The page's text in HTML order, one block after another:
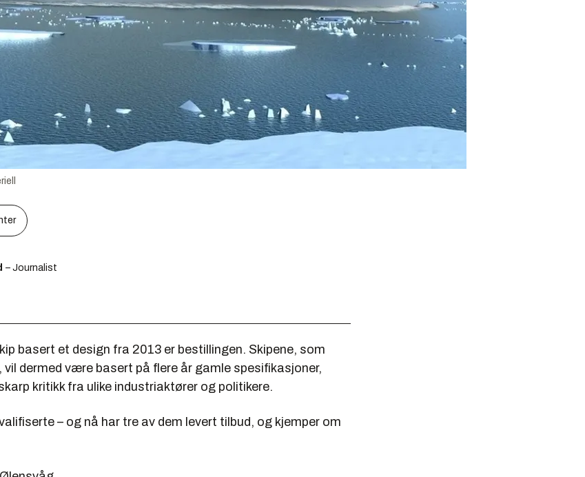
– Journalist
basert et design fra 2013 er bestillingen. Skipene, som
vil dermed være basert på flere år gamle spesifikasjoner,
kritikk fra ulike industriaktører og politikere.
– og nå har tre av dem levert tilbud, og kjemper om